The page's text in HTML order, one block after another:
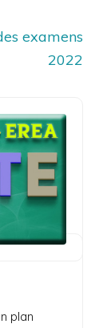
examens
2022
plan